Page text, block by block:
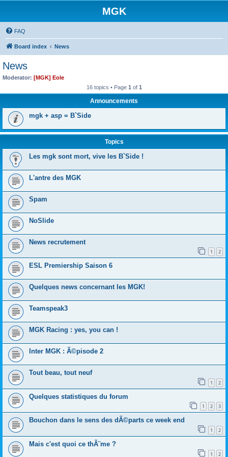
MGK
FAQ
Board index News
News
Moderator: [MGK] Eole
16 topics • Page 1 of 1
Announcements
mgk + asp = B`Side
Topics
Les mgk sont mort, vive les B`Side !
L'antre des MGK
Spam
NoSlide
News recrutement
1 2
ESL Premiership Saison 6
Quelques news concernant les MGK!
Teamspeak3
MGK Racing : yes, you can !
Inter MGK : Ã©pisode 2
Tout beau, tout neuf
1 2
Quelques statistiques du forum
1 2 3
Bouchon dans le sens des dÃ©parts ce week end
1 2
Mais c'est quoi ce thÃ¨me ?
1 2